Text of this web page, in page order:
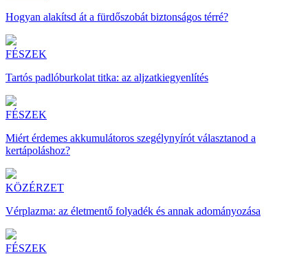
Hogyan alakítsd át a fürdőszobát biztonságos térré?
FÉSZEK
Tartós padlóburkolat titka: az aljzatkiegyenlítés
FÉSZEK
Miért érdemes akkumulátoros szegélynyírót választanod a
kertápoláshoz?
KÖZÉRZET
Vérplazma: az életmentő folyadék és annak adományozása
FÉSZEK